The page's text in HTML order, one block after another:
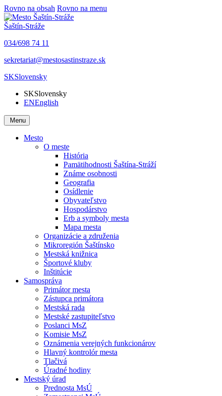
Rovno na obsah Rovno na menu
Šaštín-Stráže
034/698 74 11
sekretariat@mestosastinstraze.sk
SKSlovensky
SKSlovensky
ENEnglish
Menu
Mesto
O meste
História
Pamätihodnosti Šaštína-Stráží
Známe osobnosti
Geografia
Osídlenie
Obyvateľstvo
Hospodárstvo
Erb a symboly mesta
Mapa mesta
Organizácie a združenia
Mikroregión Šaštínsko
Mestská knižnica
Športové kluby
Inštitúcie
Samospráva
Primátor mesta
Zástupca primátora
Mestská rada
Mestské zastupiteľstvo
Poslanci MsZ
Komisie MsZ
Oznámenia verejných funkcionárov
Hlavný kontrolór mesta
Tlačivá
Úradné hodiny
Mestský úrad
Prednosta MsÚ